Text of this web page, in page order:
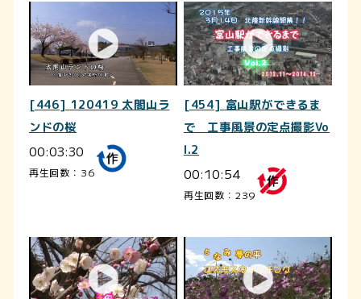
[446] 120419 太閤山ラ
ンドの桜
00:03:30
再生回数：36
[454] 富山駅ができるま
で 工事風景の定点撮影Vo
l.2
00:10:54
再生回数：239